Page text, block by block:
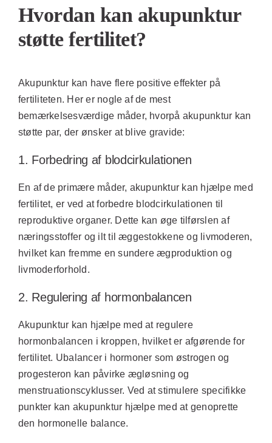
Hvordan kan akupunktur
støtte fertilitet?
Akupunktur kan have flere positive effekter på
fertiliteten. Her er nogle af de mest
bemærkelsesværdige måder, hvorpå akupunktur kan
støtte par, der ønsker at blive gravide:
1. Forbedring af blodcirkulationen
En af de primære måder, akupunktur kan hjælpe med
fertilitet, er ved at forbedre blodcirkulationen til
reproduktive organer. Dette kan øge tilførslen af
næringsstoffer og ilt til æggestokkene og livmoderen,
hvilket kan fremme en sundere ægproduktion og
livmoderforhold.
2. Regulering af hormonbalancen
Akupunktur kan hjælpe med at regulere
hormonbalancen i kroppen, hvilket er afgørende for
fertilitet. Ubalancer i hormoner som østrogen og
progesteron kan påvirke ægløsning og
menstruationscyklusser. Ved at stimulere specifikke
punkter kan akupunktur hjælpe med at genoprette
den hormonelle balance.